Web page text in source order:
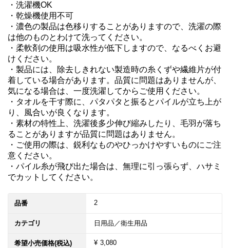
・洗濯機OK
・乾燥機使用不可
・濃色の製品は色移りすることがありますので、洗濯の際
は他のものとわけて洗ってください。
・柔軟剤の使用は吸水性が低下しますので、なるべくお避
けください。
・製品には、除去しきれない製造時の糸くずや繊維片が付
着している場合があります。品質に問題はありませんが、
気になる場合は、一度洗濯してからご使用ください。
・タオルを干す際に、パタパタと振るとパイルが立ち上が
り、風合いが良くなります。
・素材の特性上、洗濯後多少伸び縮みしたり、毛羽が落ち
ることがありますが品質に問題はありません。
・ご使用の際は、鋭利なものやひっかけやすいものにご注
意ください。
・パイル糸が飛び出た場合は、無理に引っ張らず、ハサミ
でカットしてください。
品番 2
カテゴリ 日用品／衛生用品
希望小売価格(税込) ¥ 3,080